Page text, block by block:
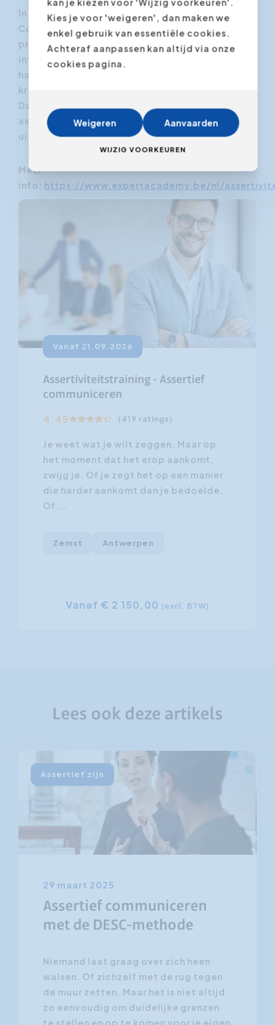
In de assertiviteitstraining
"Assertief
Communiceren" leer je het DESC-model in de
praktijk toe te passen. In deze doorgedreven en
interactieve training krijgt u de nodige tools in
handen om zelfbewuster, assertiever en
krachtiger te handelen en te communiceren.
Dankzij een jarenlange ervaring in
assertiviteitstraining bereiken we hierbij
uitstekende resultaten.
Meer
info: https://www.expertacademy.be/nl/
Vanaf 21.09.2026
Assertiviteitstraining - Assertief
communiceren
4.45 (419 ratings)
Je weet wat je wilt zeggen. Maar op
het moment dat het erop aankomt,
zwijg je. Of je zegt het op een manier
die harder aankomt dan je bedoelde.
Of...
Zemst Antwerpen
Vanaf € 2 150,00 (excl. BTW)
Lees ook deze artikels
Assertief zijn
29 maart 2025
Assertief communiceren
met de DESC-methode
Niemand laat graag over zich heen
walsen. Of zichzelf met de rug tegen
de muur zetten. Maar het is niet altijd
zo eenvoudig om duidelijke grenzen
te stellen en op te komen voor je eigen
Kies je voor 'weigeren', dan maken we
enkel gebruik van essentiële cookies.
Achteraf aanpassen kan altijd via onze
cookies pagina.
Weigeren Aanvaarden
WIJZIG VOORKEUREN